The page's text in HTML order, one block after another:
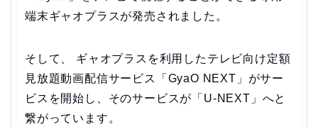
端末ギャオプラスが発売されました。
そして、 ギャオプラスを利用したテレビ向け定額
見放題動画配信サービス「GyaO NEXT」がサー
ビスを開始し、そのサービスが「U-NEXT」へと
繋がっています。